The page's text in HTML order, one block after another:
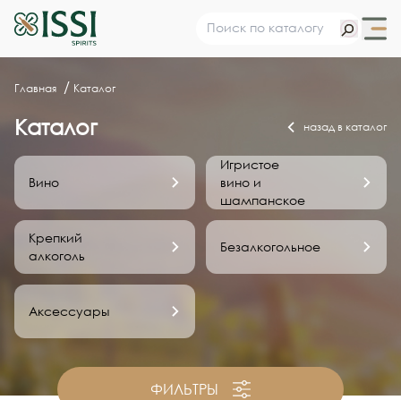
Главная Каталог
Каталог назад в каталог
Вино
Игристое
вино и
шампанское
Крепкий
алкоголь
Безалкогольное
Аксессуары
ФИЛЬТРЫ